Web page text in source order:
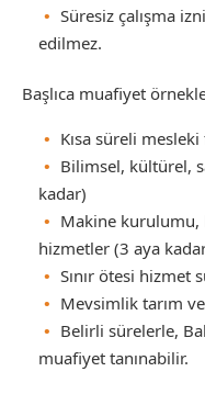
Süresiz çalışma
edilmez.
Başlıca muafiyet
Kısa süreli
Bilimsel, kültürel,
kadar)
Makine kurulumu,
hizmetler (3 aya
Sınır ötesi hizmet
Mevsimlik tarım
Belirli sürelerle,
muafiyet tanınabilir.